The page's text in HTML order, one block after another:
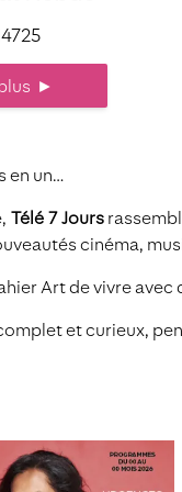
►
en un…
Télé 7 Jours
cinéma,
Art de vivre
et curieux,